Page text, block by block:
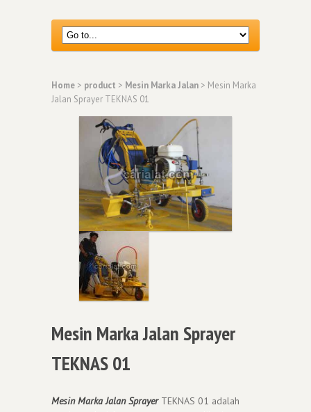
Home > product > Mesin Marka Jalan > Mesin Marka
Jalan Sprayer TEKNAS 01
Mesin Marka Jalan Sprayer
TEKNAS 01
Mesin Marka Jalan SprayerTEKNAS 01 adalah